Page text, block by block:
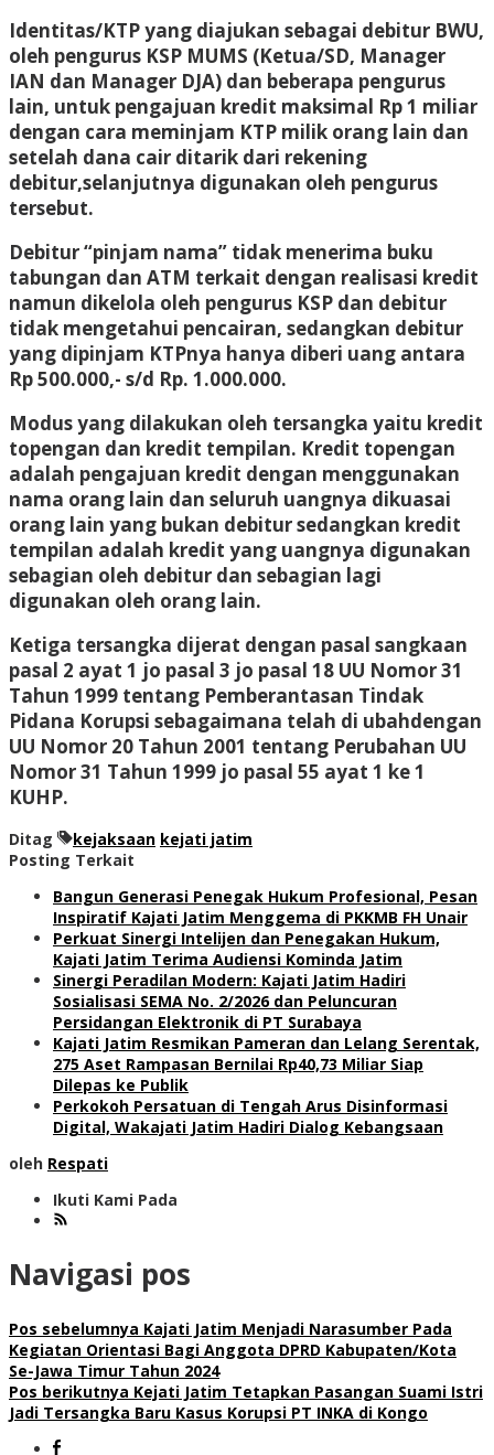
Identitas/KTP yang diajukan sebagai debitur BWU,
oleh pengurus KSP MUMS (Ketua/SD, Manager
IAN dan Manager DJA) dan beberapa pengurus
lain, untuk pengajuan kredit maksimal Rp 1 miliar
dengan cara meminjam KTP milik orang lain dan
setelah dana cair ditarik dari rekening
debitur,selanjutnya digunakan oleh pengurus
tersebut.
Debitur “pinjam nama” tidak menerima buku
tabungan dan ATM terkait dengan realisasi kredit
namun dikelola oleh pengurus KSP dan debitur
tidak mengetahui pencairan, sedangkan debitur
yang dipinjam KTPnya hanya diberi uang antara
Rp 500.000,- s/d Rp. 1.000.000.
Modus yang dilakukan oleh tersangka yaitu kredit
topengan dan kredit tempilan. Kredit topengan
adalah pengajuan kredit dengan menggunakan
nama orang lain dan seluruh uangnya dikuasai
orang lain yang bukan debitur sedangkan kredit
tempilan adalah kredit yang uangnya digunakan
sebagian oleh debitur dan sebagian lagi
digunakan oleh orang lain.
Ketiga tersangka dijerat dengan pasal sangkaan
pasal 2 ayat 1 jo pasal 3 jo pasal 18 UU Nomor 31
Tahun 1999 tentang Pemberantasan Tindak
Pidana Korupsi sebagaimana telah di ubahdengan
UU Nomor 20 Tahun 2001 tentang Perubahan UU
Nomor 31 Tahun 1999 jo pasal 55 ayat 1 ke 1
KUHP.
Ditag kejaksaan kejati jatim
Posting Terkait
Bangun Generasi Penegak Hukum Profesional, Pesan
Inspiratif Kajati Jatim Menggema di PKKMB FH Unair
Perkuat Sinergi Intelijen dan Penegakan Hukum,
Kajati Jatim Terima Audiensi Kominda Jatim
Sinergi Peradilan Modern: Kajati Jatim Hadiri
Sosialisasi SEMA No. 2/2026 dan Peluncuran
Persidangan Elektronik di PT Surabaya
Kajati Jatim Resmikan Pameran dan Lelang Serentak,
275 Aset Rampasan Bernilai Rp40,73 Miliar Siap
Dilepas ke Publik
Perkokoh Persatuan di Tengah Arus Disinformasi
Digital, Wakajati Jatim Hadiri Dialog Kebangsaan
oleh Respati
Ikuti Kami Pada
Navigasi pos
Pos sebelumnya Kajati Jatim Menjadi Narasumber Pada
Kegiatan Orientasi Bagi Anggota DPRD Kabupaten/Kota
Se-Jawa Timur Tahun 2024
Pos berikutnya Kejati Jatim Tetapkan Pasangan Suami Istri
Jadi Tersangka Baru Kasus Korupsi PT INKA di Kongo